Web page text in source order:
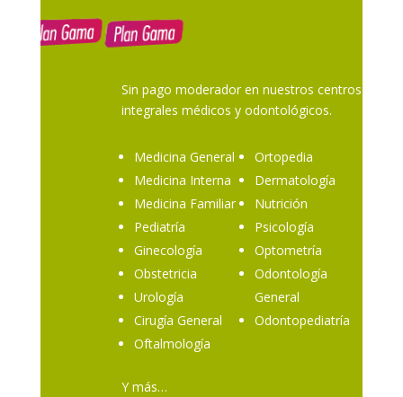
Sin pago moderador en nuestros centros
integrales médicos y odontológicos.
Medicina General
Medicina Interna
Medicina Familiar
Pediatría
Ginecología
Obstetricia
Urología
Cirugía General
Oftalmología
Ortopedia
Dermatología
Nutrición
Psicología
Optometría
Odontología
General
Odontopediatría
Y más…